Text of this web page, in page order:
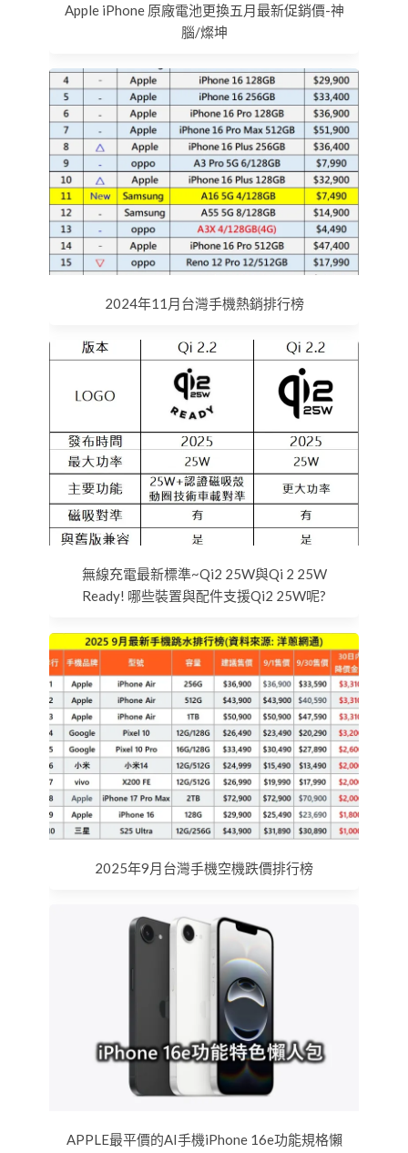
Apple iPhone 原廠電池更換五月最新促銷價-神
腦/燦坤
2024年11月台灣手機熱銷排行榜
無線充電最新標準~Qi2 25W與Qi 2 25W
Ready! 哪些裝置與配件支援Qi2 25W呢?
2025年9月台灣手機空機跌價排行榜
APPLE最平價的AI手機iPhone 16e功能規格懶